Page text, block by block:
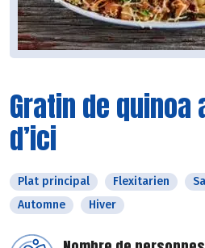
Gratin de quinoa
d’ici
Plat principal Flexitarien
Automne
Hiver